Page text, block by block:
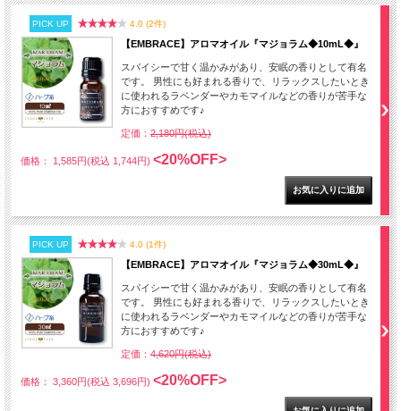
PICK UP 4.0 (2件)
【EMBRACE】アロマオイル『マジョラム◆10mL◆』
スパイシーで甘く温かみがあり、安眠の香りとして有名
です。 男性にも好まれる香りで、リラックスしたいとき
に使われるラベンダーやカモマイルなどの香りが苦手な
方におすすめです♪
定価： 2,180円(税込)
価格： 1,585円(税込 1,744円) <20%OFF>
PICK UP 4.0 (1件)
【EMBRACE】アロマオイル『マジョラム◆30mL◆』
スパイシーで甘く温かみがあり、安眠の香りとして有名
です。 男性にも好まれる香りで、リラックスしたいとき
に使われるラベンダーやカモマイルなどの香りが苦手な
方におすすめです♪
定価： 4,620円(税込)
価格： 3,360円(税込 3,696円) <20%OFF>